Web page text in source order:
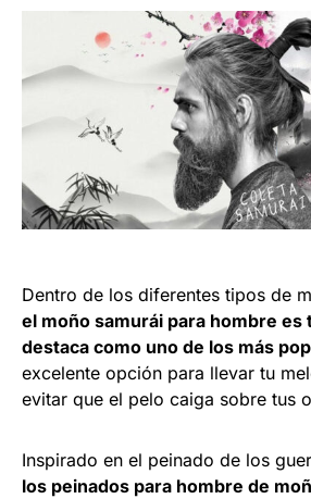
Dentro de los diferentes tipos de
el moño samurái para hombre es
destaca como uno de los más
excelente opción para llevar tu
evitar que el pelo caiga sobre tus
Inspirado en el peinado de los
los peinados para hombre de